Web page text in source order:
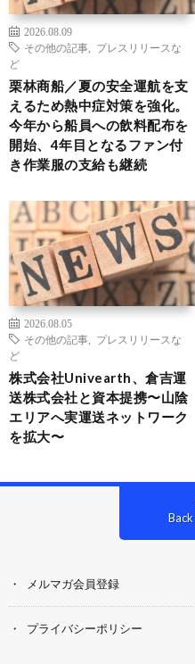
2026.08.09
その他の記事
プレスリリースな
ど
栗林商船／夏の安全運航を支
えるため熱中症対策を強化。
今年から船員への飲料配布を
開始、4年目となるファン付
き作業服の支給も継続
2026.08.05
その他の記事
プレスリリースな
ど
株式会社Univearth、倉吉運
送株式会社と資本提携〜山陰
エリアへ実運送ネットワーク
を拡大〜
メルマガ会員登録
プライバシーポリシー